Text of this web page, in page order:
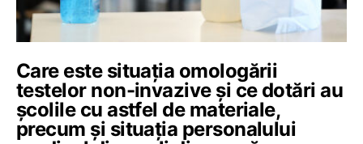
Care este situația omologării
testelor non-invazive și ce dotări au
școlile cu astfel de materiale,
precum și situația personalului